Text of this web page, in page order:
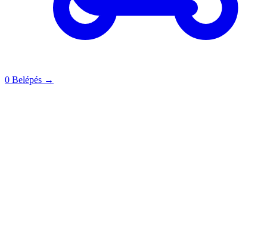
0 Belépés →